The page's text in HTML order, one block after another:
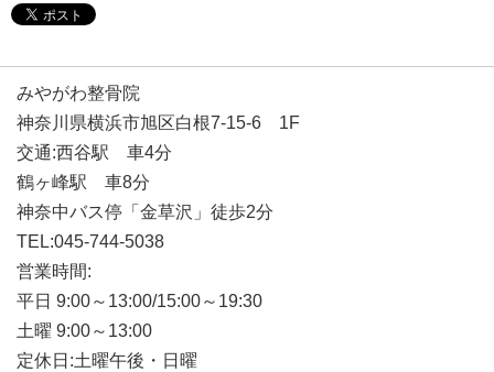
みやがわ整骨院
神奈川県横浜市旭区白根7-15-6 1F
交通:西谷駅 車4分
鶴ヶ峰駅 車8分
神奈中バス停「金草沢」徒歩2分
TEL:045-744-5038
営業時間:
平日 9:00～13:00/15:00～19:30
土曜 9:00～13:00
定休日:土曜午後・日曜